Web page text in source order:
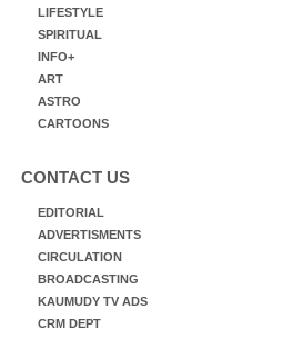
LIFESTYLE
SPIRITUAL
INFO+
ART
ASTRO
CARTOONS
CONTACT US
EDITORIAL
ADVERTISMENTS
CIRCULATION
BROADCASTING
KAUMUDY TV ADS
CRM DEPT